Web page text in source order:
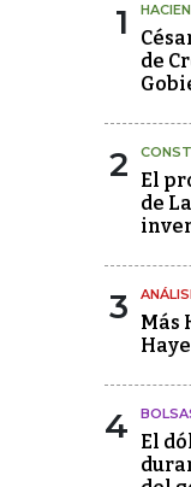
1
de
2
El
de
3
Más
4
El